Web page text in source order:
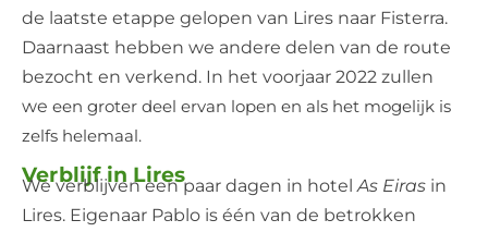
de laatste etappe gelopen van Lires naar Fisterra.
Daarnaast hebben we andere delen van de route
bezocht en verkend. In het voorjaar 2022 zullen
we een groter deel ervan lopen en als het mogelijk is
zelfs helemaal.
Verblijf in Lires
We verblijven een paar dagen in hotel As Eiras in
Lires. Eigenaar Pablo is één van de betrokken